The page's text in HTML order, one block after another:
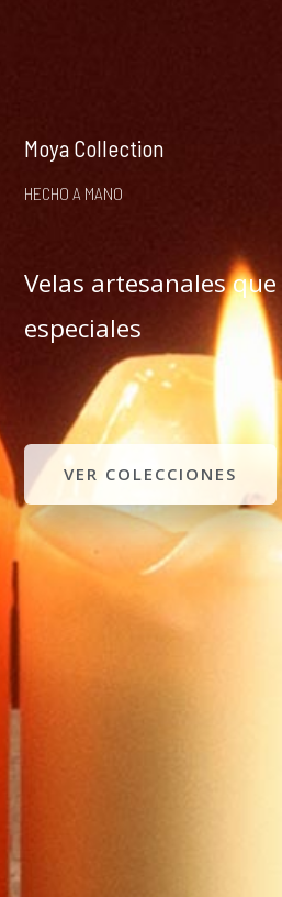
Moya Collection
HECHO A MANO
Velas artesanales
especiales
VER COLECCIONES